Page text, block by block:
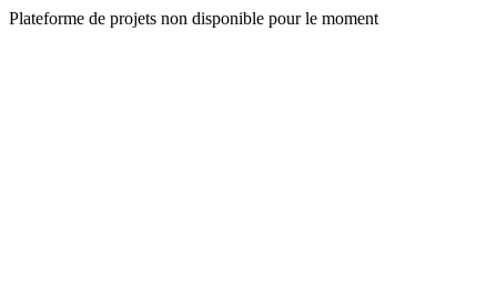
Plateforme de projets non disponible pour le moment